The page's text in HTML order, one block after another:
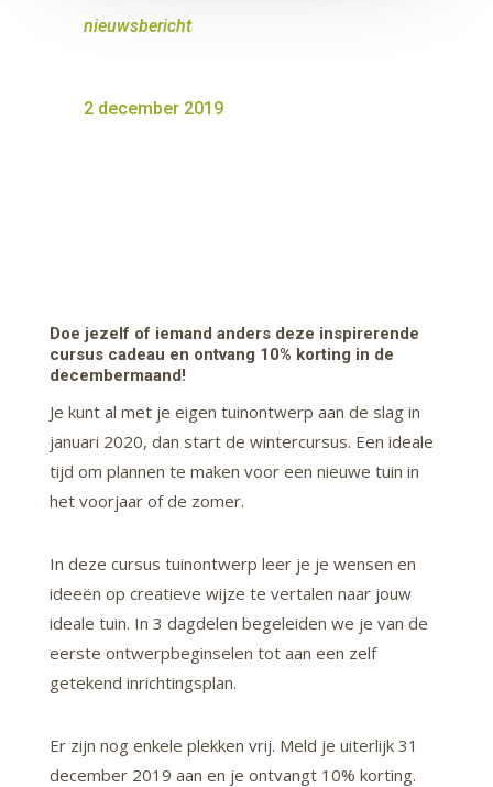
nieuwsbericht
2 december 2019
Doe jezelf of iemand anders deze inspirerende
cursus cadeau en ontvang 10% korting in de
decembermaand!
Je kunt al met je eigen tuinontwerp aan de slag in
januari 2020, dan start de wintercursus. Een ideale
tijd om plannen te maken voor een nieuwe tuin in
het voorjaar of de zomer.
In deze cursus tuinontwerp leer je je wensen en
ideeën op creatieve wijze te vertalen naar jouw
ideale tuin. In 3 dagdelen begeleiden we je van de
eerste ontwerpbeginselen tot aan een zelf
getekend inrichtingsplan.
Er zijn nog enkele plekken vrij. Meld je uiterlijk 31
december 2019 aan en je ontvangt 10% korting.